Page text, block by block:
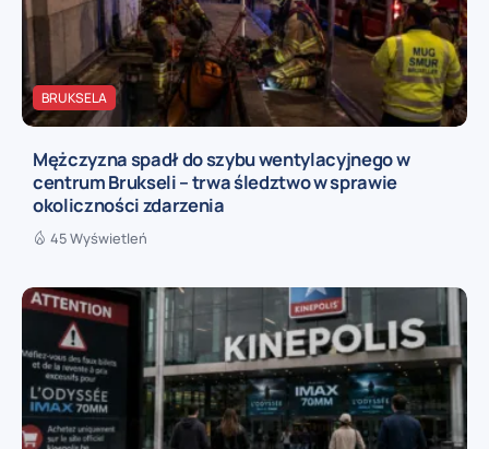
BRUKSELA
Mężczyzna spadł do szybu wentylacyjnego w
centrum Brukseli – trwa śledztwo w sprawie
okoliczności zdarzenia
45 Wyświetleń